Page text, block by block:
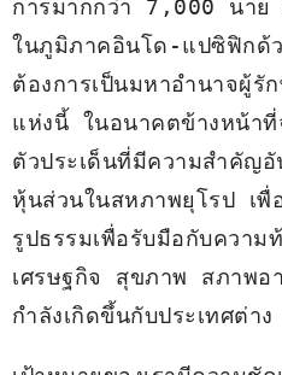
การมากกว่า 7,000 นาย
ในภูมิภาคอินโด-แปซิฟิกด้
ต้องการเป็นมหาอำนาจผู้รั
แห่งนี้ ในอนาคตข้างหน้าที่
ตัวประเด็นที่มีความสำคัญ
หุ้นส่วนในสหภาพยุโรป เพื่
รูปธรรมเพื่อรับมือกับความ
เศรษฐกิจ สุขภาพ สภาพ
กำลังเกิดขึ้นกับประเทศต่